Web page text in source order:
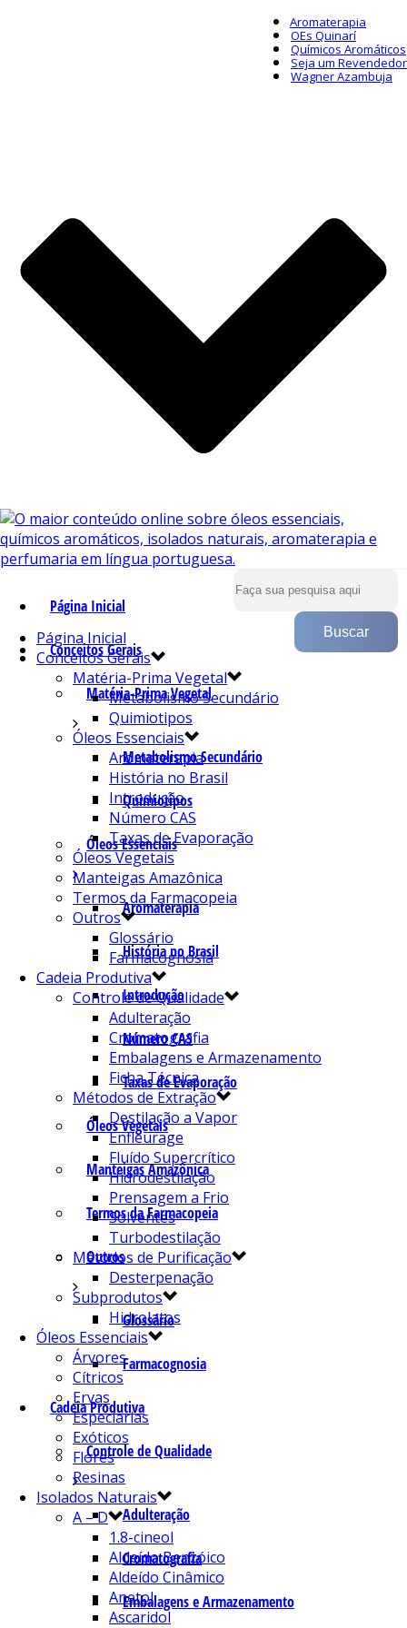
Aromaterapia
OEs Quinarí
Químicos Aromáticos
Seja um Revendedor
Wagner Azambuja
Página Inicial
Conceitos Gerais
Matéria-Prima Vegetal
Metabolismo Secundário
Quimiotipos
Óleos Essenciais
Aromaterapia
História no Brasil
Introdução
Número CAS
Taxas de Evaporação
Óleos Vegetais
Manteigas Amazônica
Termos da Farmacopeia
Outros
Glossário
Farmacognosia
Cadeia Produtiva
Controle de Qualidade
Adulteração
Cromatografia
Embalagens e Armazenamento
Página Inicial
Conceitos Gerais
Matéria-Prima Vegetal
Metabolismo Secundário
Quimiotipos
Óleos Essenciais
Aromaterapia
História no Brasil
Introdução
Número CAS
Taxas de Evaporação
Óleos Vegetais
Manteigas Amazônica
Termos da Farmacopeia
Outros
Glossário
Farmacognosia
Cadeia Produtiva
Controle de Qualidade
Adulteração
Cromatografia
Embalagens e Armazenamento
Ficha Técnica
Métodos de Extração
Destilação a Vapor
Enfleurage
Fluído Supercrítico
Hidrodestilação
Prensagem a Frio
Solventes
Turbodestilação
Métodos de Purificação
Desterpenação
Subprodutos
Hidrolatos
Óleos Essenciais
Árvores
Cítricos
Ervas
Especiarias
Exóticos
Flores
Resinas
Isolados Naturais
A – D
1.8-cineol
Aldeído Benzóico
Aldeído Cinâmico
Anetol
Ascaridol